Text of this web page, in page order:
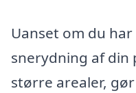
Uanset om du
snerydning af din
større arealer,